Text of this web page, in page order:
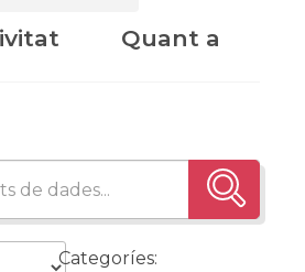
Quant a
Categoríes: